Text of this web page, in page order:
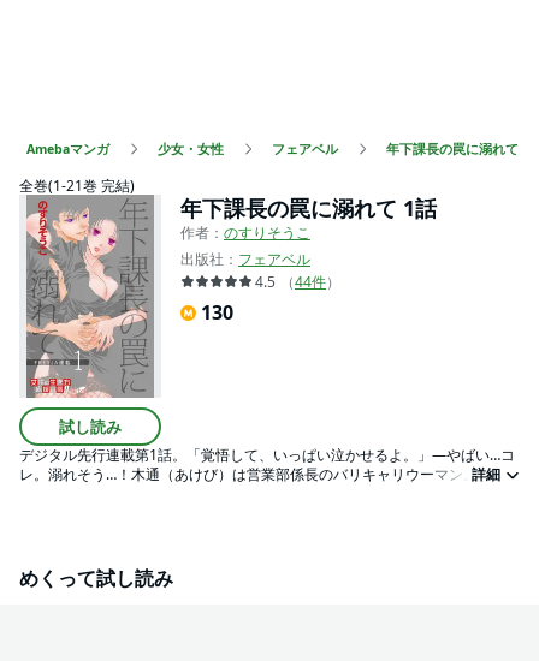
Amebaマンガ 少女・女性 フェアベル 年下課長の罠に溺れて
全巻(1-21巻 完結)
試し読み
年下課長の罠に溺れて 1話
作者： のすりそうこ
出版社： フェアベル
4.5
（44件）
130
デジタル先行連載第1話。「覚悟して、いっぱい泣かせるよ。」―やばい…コ
レ。溺れそう…！木通（あけび）は営業部係長のバリキャリウーマン。責任
れた部下を守るため、木通は…。「俺が先輩のこと好きだったの知ってるで
しょ。」探る視線、あばかれる秘密…オトナの駆引きとドキドキ・ハラハラ
詳細
めくって試し読み